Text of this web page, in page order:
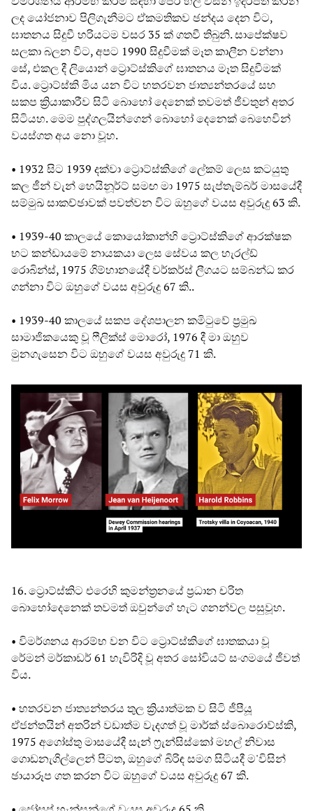
ලද යෝජනාව පිලිගැනීමට ඒකමතිකව ඡන්දය දෙන විට,
ඝාතනය සිදුවී හරියටම වසර 35 ක් ගතවී තිබුනි. සාපේක්ෂව
සලකා බලන විට, අපට 1990 සිදුවීමක් මෑත කාලීන වන්නා
සේ, එකල දී ලියොන් ට්‍රොට්ස්කිගේ ඝාතනය මෑත සිදුවීමක්
විය. ට්‍රොට්ස්කි මිය යන විට හතරවන ජාත්‍යන්තරයේ සහ
සකප ක්‍රියාකාරීව සිටි බොහෝ දෙනෙක් තවමත් ජීවතුන් අතර
සිටියහ. මෙම පුද්ගලයින්ගෙන් බොහෝ දෙනෙක් බෙහෙවින්
වයස්ගත අය නො වූහ.
• 1932 සිට 1939 දක්වා ට්‍රොට්ස්කිගේ ලේකම් ලෙස කටයුතු
කල ජීන් වැන් හෙයිනූර්ට් සමඟ මා 1975 සැප්තැම්බර් මාසයේදී
සම්මුඛ සාකච්ඡාවක් පවත්වන විට ඔහුගේ වයස අවුරුදු 63 කි.
• 1939-40 කාලයේ කොයෝකාන්හි ට්‍රොට්ස්කිගේ ආරක්ෂක
භට කන්ඩායමේ නායකයා ලෙස සේවය කල හැරල්ඩ්
රොබින්ස්, 1975 ගිම්හානයේදී වර්කර්ස් ලීගයට සම්බන්ධ කර
ගන්නා විට ඔහුගේ වයස අවුරුදු 67 කි..
• 1939-40 කාලයේ සකප දේශපාලන කමිටුවේ ප්‍රමුඛ
සාමාජිකයෙකු වූ ෆීලික්ස් මොරෝ, 1976 දී මා ඔහුව
මුනගැසෙන විට ඔහුගේ වයස අවුරුදු 71 කි.
16. ට්‍රොට්ස්කිට එරෙහි කුමන්ත්‍රනයේ ප්‍රධාන චරිත
බොහෝදෙනෙක් තවමත් ඔවුන්ගේ හැට ගනන්වල පසුවූහ.
• විමර්ශනය ආරම්භ වන විට ට්‍රොට්ස්කිගේ ඝාතකයා වූ
රේමන් මර්කාඩර් 61 හැවිරිදි වූ අතර සෝවියට් සංගමයේ ජීවත්
විය.
• හතරවන ජාත්‍යන්තරය තුල ක්‍රියාත්මක ව සිටි ජීපීයූ
ඒජන්තයින් අතරින් වඩාත්ම වැදගත් වූ මාර්ක් ස්බොරොව්ස්කි,
1975 අගෝස්තු මාසයේදී සැන් ෆ්‍රැන්සිස්කෝ මහල් නිවාස
ගොඩනැගිල්ලෙන් පිටත, ඔහුගේ බිරිඳ සමග සිටියදී ම'විසින්
ඡායාරූප ගත කරන විට ඔහුගේ වයස අවුරුදු 67 කි.